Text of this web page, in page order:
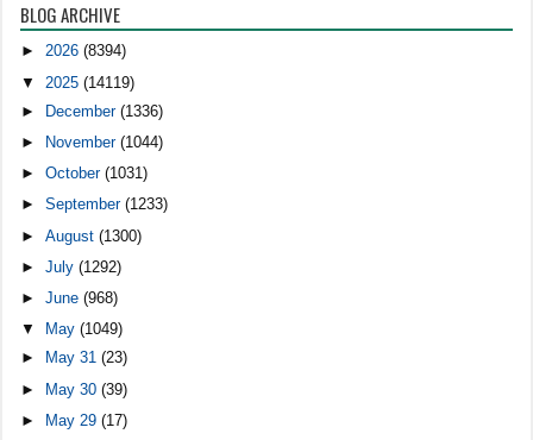
BLOG ARCHIVE
►2026(8394)
▼ 2025(14119)
►
December(1336)
►
November(1044)
►October(1031)
►September(1233)
►August(1300)
►July(1292)
►June(968)
▼
May(1049)
►
May 31(23)
► May 30(39)
► May 29(17)